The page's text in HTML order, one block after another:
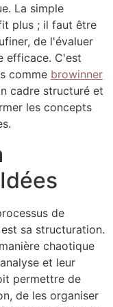
La simple
plus ; il faut être
de l'évaluer
efficace. C'est
comme browinner
cadre structuré et
les concepts
de
sa structuration.
chaotique
et leur
permettre de
de les organiser